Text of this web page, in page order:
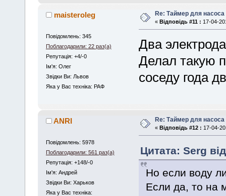
maisteroleg
Повідомлень: 345
Поблагодарили: 22 раз(а)
Репутація: +4/-0
Iм'я: Олег
Звідки Ви: Львов
Яка у Вас техніка: РАФ
Re: Таймер для насоса
« Відповідь #11 : 17-04-
Два
Делал такую
соседу года
ANRI
Повідомлень: 5978
Поблагодарили: 561 раз(а)
Репутація: +148/-0
Iм'я: Андрей
Звідки Ви: Харьков
Яка у Вас техніка:
Re: Таймер для насоса
« Відповідь #12 : 17-04-
Цитата: Serg
Но если воду
Если да, то на